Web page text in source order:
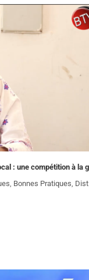
: une compétition à la
, Bonnes Pratiques,